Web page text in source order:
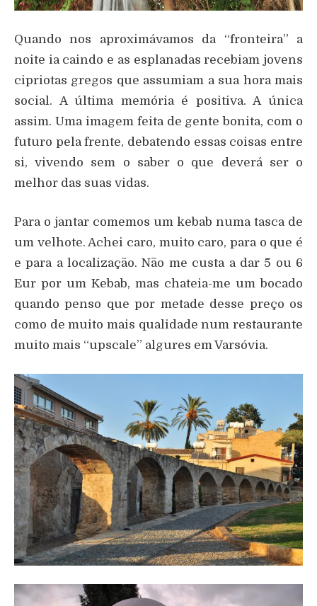
Quando nos aproximávamos da “fronteira” a
noite ia caindo e as esplanadas recebiam jovens
cipriotas gregos que assumiam a sua hora mais
social. A última memória é positiva. A única
assim. Uma imagem feita de gente bonita, com o
futuro pela frente, debatendo essas coisas entre
si, vivendo sem o saber o que deverá ser o
melhor das suas vidas.
Para o jantar comemos um kebab numa tasca de
um velhote. Achei caro, muito caro, para o que é
e para a localização. Não me custa a dar 5 ou 6
Eur por um Kebab, mas chateia-me um bocado
quando penso que por metade desse preço os
como de muito mais qualidade num restaurante
muito mais “upscale” algures em Varsóvia.